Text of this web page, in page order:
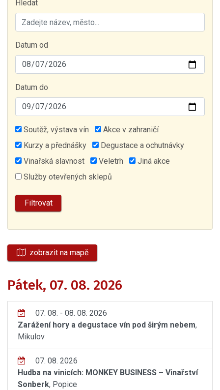
Hledat
Datum od
Datum do
Soutěž, výstava vín
Akce v zahraničí
Kurzy a přednášky
Degustace a ochutnávky
Vinařská slavnost
Veletrh
Jiná akce
Služby otevřených sklepů
zobrazit na mapě
Pátek, 07. 08. 2026
07. 08. - 08. 08. 2026
Zarážení hory a degustace vín pod širým nebem,
Mikulov
07. 08. 2026
Hudba na vinicích: MONKEY BUSINESS – Vinařství
Sonberk, Popice